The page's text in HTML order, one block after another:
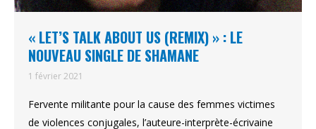
« LET’S TALK ABOUT US (REMIX) » : LE
NOUVEAU SINGLE DE SHAMANE
1 février 2021
Fervente militante pour la cause des femmes victimes
de violences conjugales, l’auteure-interprète-écrivaine